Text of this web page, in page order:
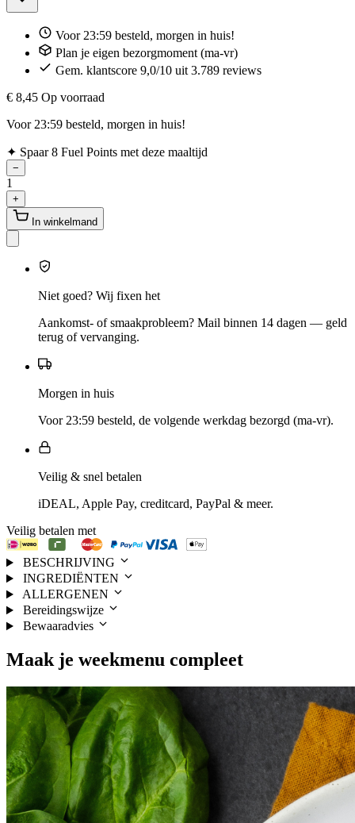
Voor 23:59 besteld, morgen in huis!
Plan je eigen bezorgmoment (ma-vr)
Gem. klantscore 9,0/10 uit 3.789 reviews
€ 8,45 Op voorraad
Voor 23:59 besteld, morgen in huis!
✦ Spaar 8 Fuel Points met deze maaltijd
−
1
+
In winkelmand
Niet goed? Wij fixen het
Aankomst- of smaakprobleem? Mail binnen 14 dagen — geld
terug of vervanging.
Morgen in huis
Voor 23:59 besteld, de volgende werkdag bezorgd (ma-vr).
Veilig & snel betalen
iDEAL, Apple Pay, creditcard, PayPal & meer.
Veilig betalen met
BESCHRIJVING
INGREDIËNTEN
ALLERGENEN
Bereidingswijze
Bewaaradvies
Maak je weekmenu compleet